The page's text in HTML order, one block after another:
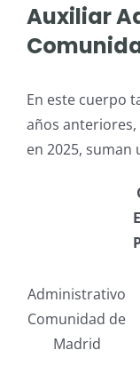
Auxiliar
En este cuerpo
años anteriores,
en 2025, suman
Administrativo
Comunidad de
Madrid